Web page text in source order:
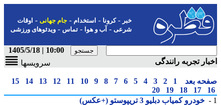
-کرونا-استخدام- جام جهانی-اوقات
شرعی-آب و هوا-تماس-ویدئوهای ورزشی
10:00 | 1405/5/18
تجربه رانندگی
سرویسها
بعد 1
2
3
4
5
6
7
8
9
10
11
12
13
14
15
17
18
19
20
خودرو کمیاب دبلیو 3 تریپوستو (+عکس)